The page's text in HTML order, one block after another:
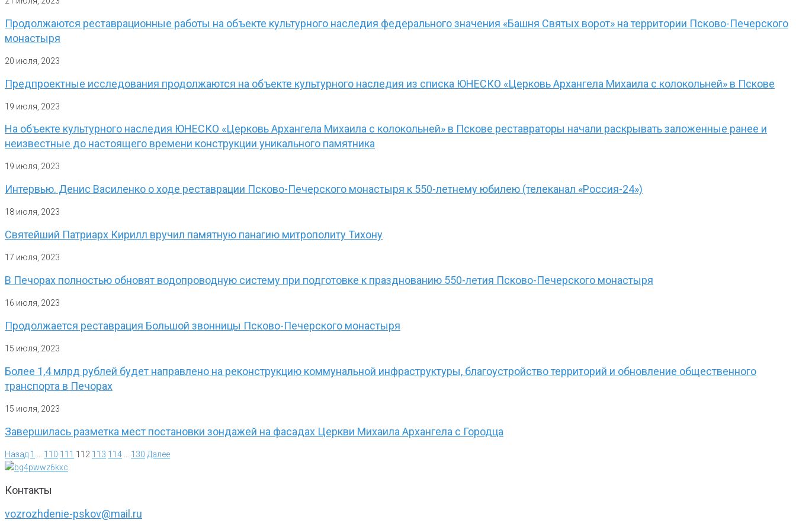
Продолжаются реставрационные работы на объекте культурного наследия федерального значения «Башня Святых ворот» на территории Псково-Печерского
монастыря
20 июля, 2023
Предпроектные исследования продолжаются на объекте культурного наследия из списка ЮНЕСКО «Церковь Архангела Михаила с колокольней» в Пскове
19 июля, 2023
На объекте культурного наследия ЮНЕСКО «Церковь Архангела Михаила с колокольней» в Пскове реставраторы начали раскрывать заложенные ранее и
неизвестные до настоящего времени конструкции уникального памятника
19 июля, 2023
Интервью. Денис Василенко о ходе реставрации Псково-Печерского монастыря к 550-летнему юбилею (телеканал «Россия-24»)
18 июля, 2023
Святейший Патриарх Кирилл вручил памятную панагию митрополиту Тихону
17 июля, 2023
В Печорах полностью обновят водопроводную систему при подготовке к празднованию 550-летия Псково-Печерского монастыря
16 июля, 2023
Продолжается реставрация Большой звонницы Псково-Печерского монастыря
15 июля, 2023
Более 1,4 млрд рублей будет направлено на реконструкцию коммунальной инфраструктуры, благоустройство территорий и обновление общественного
транспорта в Печорах
15 июля, 2023
Завершилась разметка мест постановки зондажей на фасадах Церкви Михаила Архангела с Городца
Назад 1 110 111 112 113 114 130 Далее
Контакты
vozrozhdenie-pskov@mail.ru